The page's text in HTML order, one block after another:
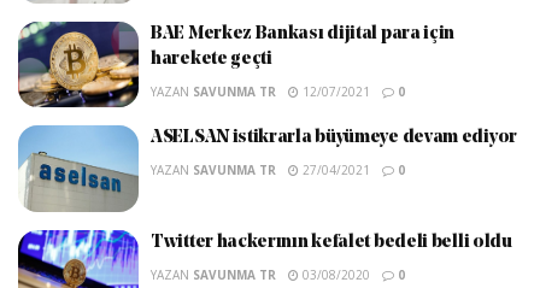
BAE Merkez Bankası dijital para için
harekete geçti
YAZAN SAVUNMA TR 12/07/2021 0
ASELSAN istikrarla büyümeye devam ediyor
YAZAN SAVUNMA TR 27/04/2021 0
Twitter hackerının kefalet bedeli belli oldu
YAZAN SAVUNMA TR 03/08/2020 0